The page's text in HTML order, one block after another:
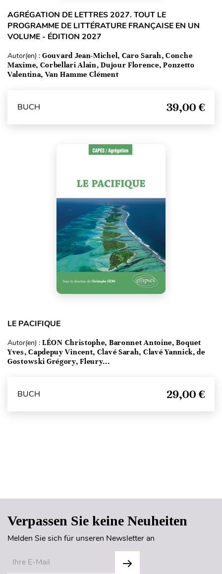
AGRÉGATION DE LETTRES 2027. TOUT LE
PROGRAMME DE LITTÉRATURE FRANÇAISE EN UN
VOLUME - ÉDITION 2027
Autor(en) : Gouvard Jean-Michel, Caro Sarah, Conche
Maxime, Corbellari Alain, Dujour Florence, Ponzetto
Valentina, Van Hamme Clément
BUCH 39,00 €
LE PACIFIQUE
Autor(en) : LÉON Christophe, Baronnet Antoine, Boquet
Yves, Capdepuy Vincent, Clavé Sarah, Clavé Yannick, de
Gostowski Grégory, Fleury...
BUCH 29,00 €
Verpassen Sie keine Neuheiten
Melden Sie sich für unseren Newsletter an